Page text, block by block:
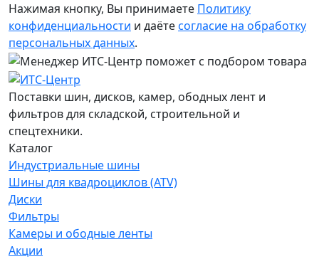
Нажимая кнопку, Вы принимаете Политику
конфиденциальности и даётесогласие на обработку
персональных данных.
Поставки шин, дисков, камер, ободных лент и
фильтров для складской, строительной и
спецтехники.
Каталог
Индустриальные шины
Шины для квадроциклов (ATV)
Диски
Фильтры
Камеры и ободные ленты
Акции